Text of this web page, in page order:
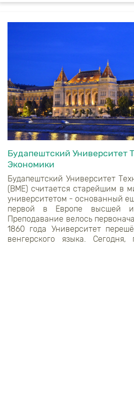
Будапештский Университет
Экономики
Будапештский Университет
(BME) считается старейшим в
университетом - основанный
первой в Европе высшей
Преподавание велось
1860 года Университет
венгерского языка. Сегодня,